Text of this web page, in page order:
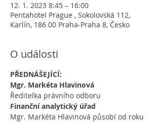
12. 1. 2023 8:45 – 16:00
Pentahotel Prague , Sokolovská 112,
Karlín, 186 00 Praha-Praha 8, Česko
O události
PŘEDNÁŠEJÍCÍ:
Mgr. Markéta Hlavinová
Ředitelka právního odboru
Finanční analytický úřad
Mgr. Markéta Hlavinová působí od roku